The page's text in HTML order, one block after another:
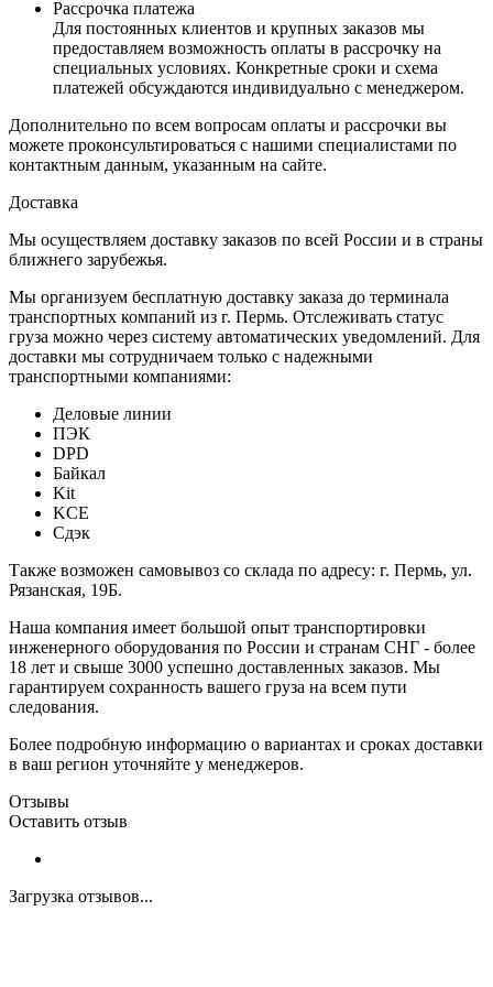
Рассрочка платежа
Для постоянных клиентов и крупных заказов мы
предоставляем возможность оплаты в рассрочку на
специальных условиях. Конкретные сроки и схема
платежей обсуждаются индивидуально с менеджером.
Дополнительно по всем вопросам оплаты и рассрочки вы
можете проконсультироваться с нашими специалистами по
контактным данным, указанным на сайте.
Доставка
Мы осуществляем доставку заказов по всей России и в страны
ближнего зарубежья.
Мы организуем бесплатную доставку заказа до терминала
транспортных компаний из г. Пермь. Отслеживать статус
груза можно через систему автоматических уведомлений. Для
доставки мы сотрудничаем только с надежными
транспортными компаниями:
Деловые линии
ПЭК
DPD
Байкал
Kit
KCE
Сдэк
Также возможен самовывоз со склада по адресу: г. Пермь, ул.
Рязанская, 19Б.
Наша компания имеет большой опыт транспортировки
инженерного оборудования по России и странам СНГ - более
18 лет и свыше 3000 успешно доставленных заказов. Мы
гарантируем сохранность вашего груза на всем пути
следования.
Более подробную информацию о вариантах и сроках доставки
в ваш регион уточняйте у менеджеров.
Отзывы
Оставить отзыв
Загрузка отзывов...